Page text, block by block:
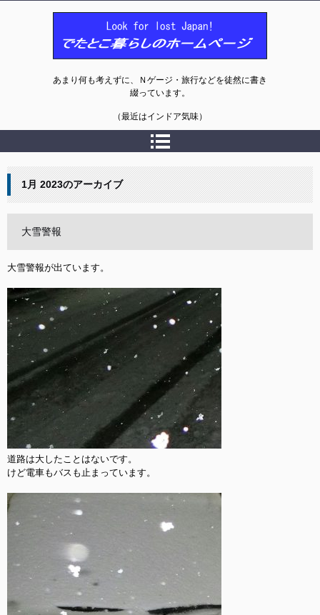
あまり何も考えずに、Ｎゲージ・旅行などを徒然に書き
綴っています。
（最近はインドア気味）
1月 2023のアーカイブ
大雪警報
大雪警報が出ています。
道路は大したことはないです。
けど電車もバスも止まっています。